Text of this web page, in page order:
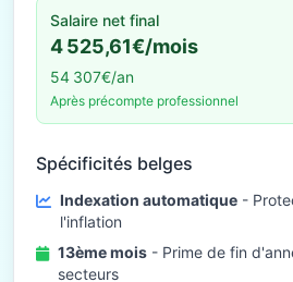
Salaire net final
4 525,61€/mois
54 307€/an
Après précompte professionnel
Spécificités belges
Indexation automatique -
l'inflation
13ème mois - Prime de fin
secteurs